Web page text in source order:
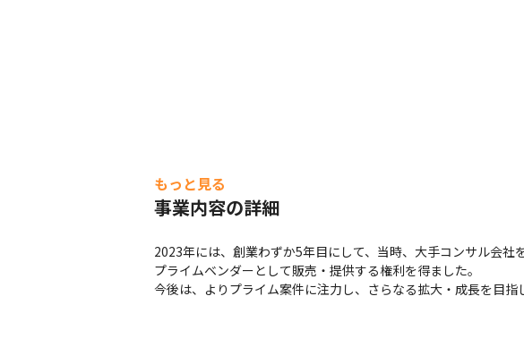
もっと見る
事業内容の詳細
2023年には、創業わずか5年目にして、当時、大手コンサル会
プライムベンダーとして販売・提供する権利を得ました。
今後は、よりプライム案件に注力し、さらなる拡大・成長を目指